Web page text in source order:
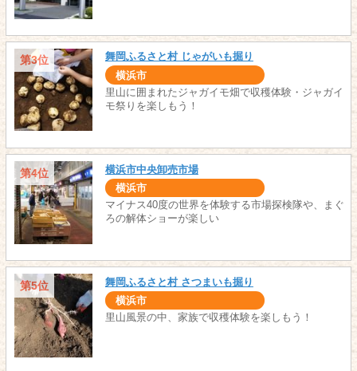
第3位 舞岡ふるさと村 じゃがいも掘り
横浜市
里山に囲まれたジャガイモ畑で収穫体験・ジャガイ
モ祭りを楽しもう！
第4位 横浜市中央卸売市場
横浜市
マイナス40度の世界を体験する市場探検隊や、まぐ
ろの解体ショーが楽しい
第5位 舞岡ふるさと村 さつまいも掘り
横浜市
里山風景の中、家族で収穫体験を楽しもう！